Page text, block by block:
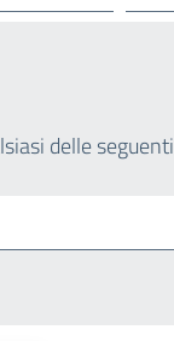
delle seguenti